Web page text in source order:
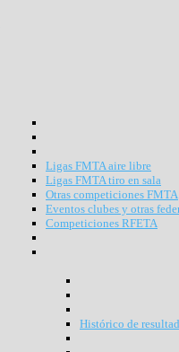
Ligas FMTA aire libre
Ligas FMTA tiro en sala
Otras competiciones FMTA
Eventos clubes y otras
Competiciones RFETA
Histórico de